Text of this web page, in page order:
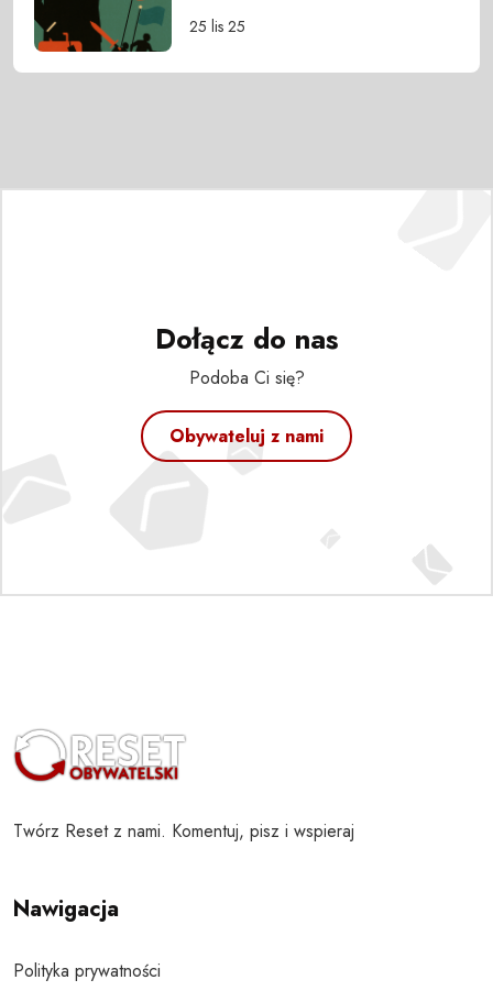
25 lis 25
Dołącz do nas
Podoba Ci się?
Obywateluj z nami
Twórz Reset z nami. Komentuj, pisz i wspieraj
Nawigacja
Polityka prywatności